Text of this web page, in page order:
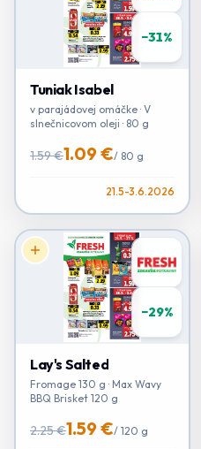
−31%
Tuniak Isabel
v parajádovej omáčke · V
slnečnicovom oleji · 80 g
1.59 €1.09 €/ 80 g
21.5-3.6.2026
−29%
Lay's Salted
Fromage 130 g · Max Wavy
BBQ Brisket 120 g
2.25 €1.59 €/ 120 g